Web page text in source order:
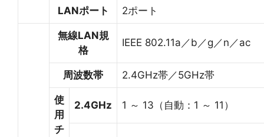
LANポート 2ポート
無線LAN規
格
IEEE 802.11a／b／g／n／ac
周波数帯 2.4GHz帯／5GHz帯
使
用
チ
2.4GHz 1 ～ 13（自動：1 ～ 11）